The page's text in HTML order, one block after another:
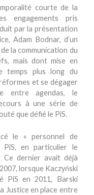
courte de la
engagements pris
par la présentation
Adam Bodnar, d’un
la communication du
mais dont mise en
temps plus long du
et se dégager
entre agendas, le
à une série de
que défié le PiS.
le « personnel de
en particulier le
Ce dernier avait déjà
lorsque Kaczyński
PiS en 2011, Barski
Justice en place entre